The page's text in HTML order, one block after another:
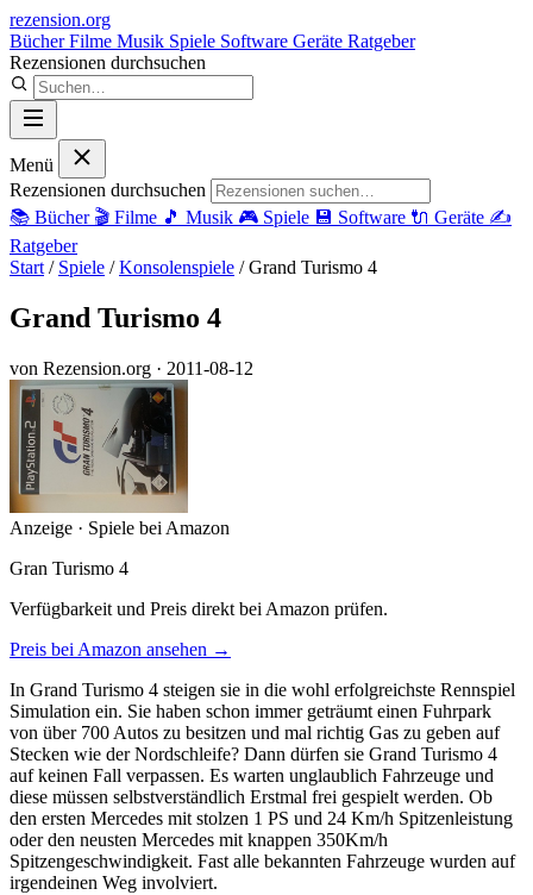
rezension.org
BücherFilme Musik Spiele Software Geräte Ratgeber
Rezensionen durchsuchen
Menü
Rezensionen durchsuchen
📚 Bücher 🎬 Filme 🎵 Musik 🎮 Spiele 💾 Software 🔌 Geräte ✍️
Ratgeber
Start / Spiele / Konsolenspiele / Grand Turismo 4
Grand Turismo 4
von Rezension.org · 2011-08-12
Anzeige · Spiele bei Amazon
Gran Turismo 4
Verfügbarkeit und Preis direkt bei Amazon prüfen.
Preis bei Amazon ansehen →
In Grand Turismo 4 steigen sie in die wohl erfolgreichste Rennspiel
Simulation ein. Sie haben schon immer geträumt einen Fuhrpark
von über 700 Autos zu besitzen und mal richtig Gas zu geben auf
Stecken wie der Nordschleife? Dann dürfen sie Grand Turismo 4
auf keinen Fall verpassen. Es warten unglaublich Fahrzeuge und
diese müssen selbstverständlich Erstmal frei gespielt werden. Ob
den ersten Mercedes mit stolzen 1 PS und 24 Km/h Spitzenleistung
oder den neusten Mercedes mit knappen 350Km/h
Spitzengeschwindigkeit. Fast alle bekannten Fahrzeuge wurden auf
irgendeinen Weg involviert.